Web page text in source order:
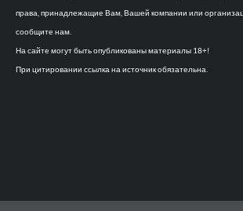
права, принадлежащие Вам, Вашей компании или
сообщите нам.
На сайте могут быть опубликованы материалы 18+!
При цитировании ссылка на источник обязательна.